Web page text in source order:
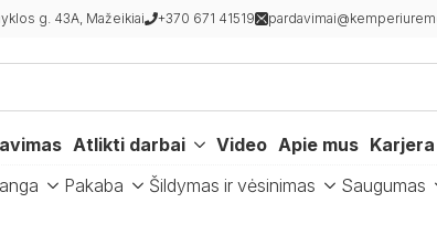
g. 43A, Mažeikiai +370 671 41519
Atlikti darbai Video Apie mus Karjera
Pakaba Šildymas ir vėsinimas Saugumas